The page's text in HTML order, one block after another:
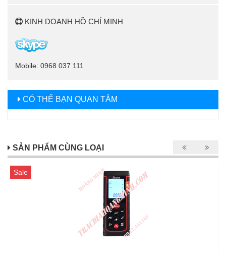
KINH DOANH HỒ CHÍ MINH
Mobile: 0968 037 111
CÓ THỂ BẠN QUAN TÂM
SẢN PHẨM CÙNG LOẠI
Sale